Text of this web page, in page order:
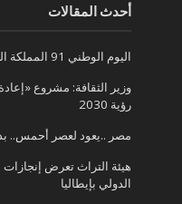
أحدث المقالات
اليوم الوطني 91 المملكة العربية السعودية
وزير الثقافة: مشروع
رؤية 2030
مصر ..يعود لعصر أحمس..
هيئة التراث تعرض
الدولي بإيطاليا